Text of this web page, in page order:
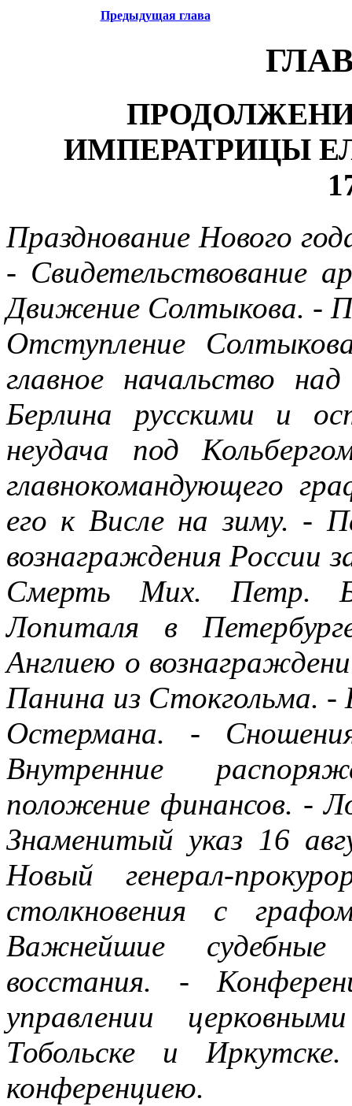
Предыдущая глава
ИМПЕРАТРИЦЫ
Празднование Нового
- Свидетельствование
Движение Солтыкова. -
Отступление
главное начальство
Берлина русскими и
неудача под
главнокомандующего
его к Висле на зиму. -
вознаграждения России
Смерть Мих. Петр.
Лопиталя в
Англиею о
Панина из Стокгольма. -
Остермана. -
Внутренние
положение финансов. -
Знаменитый указ 16
Новый генерал-
столкновения с
Важнейшие
восстания. -
управлении
Тобольске и
конференциею.